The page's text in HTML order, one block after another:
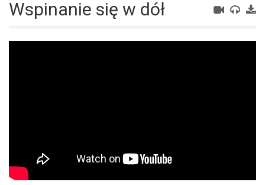
Wspinanie się w dół